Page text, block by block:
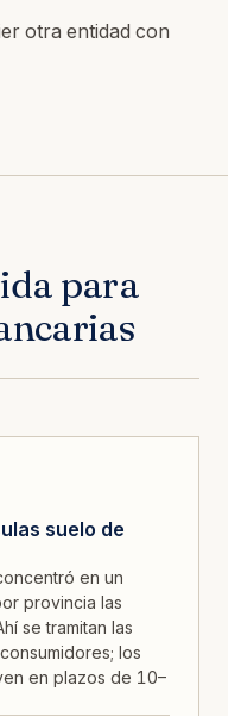
otra entidad con
para
suelo de
en un
provincia las
se tramitan las
los
en plazos de 10–